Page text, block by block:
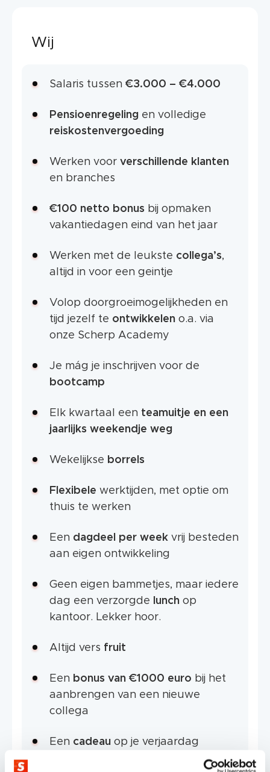
Wij
Salaris tussen €3.000 – €4.000
Pensioenregeling en volledige
reiskostenvergoeding
Werken voor verschillende klanten
en branches
€100 netto bonus bij opmaken
vakantiedagen eind van het jaar
Werken met de leukste collega’s,
altijd in voor een geintje
Volop doorgroeimogelijkheden en
tijd jezelf te ontwikkelen o.a. via
onze Scherp Academy
Je mág je inschrijven voor de
bootcamp
Elk kwartaal een teamuitje en een
jaarlijks weekendje weg
Wekelijkse borrels
Flexibele werktijden, met optie om
thuis te werken
Een dagdeel per week vrij besteden
aan eigen ontwikkeling
Geen eigen bammetjes, maar iedere
dag een verzorgde
lunch op
kantoor. Lekker hoor.
Altijd vers fruit
Een bonus van €1000 euro bij het
aanbrengen van een nieuwe
collega
Een cadeau op je verjaardag